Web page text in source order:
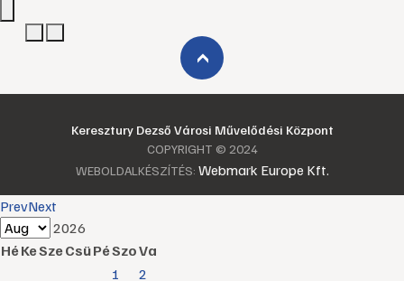
›
Keresztury Dezső Városi Művelődési Központ
COPYRIGHT © 2024
WEBOLDALKÉSZÍTÉS: Webmark Europe Kft.
PrevNext
2026
HéKeSzeCsüPéSzoVa
1
2